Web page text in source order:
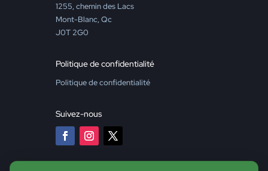
1255, chemin des Lacs
Mont-Blanc, Qc
J0T 2G0
Politique de confidentialité
Politique de confidentialité
Suivez-nous